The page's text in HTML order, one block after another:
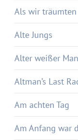
Als wir träumten
Alte Jungs
Alter weißer
Altman’s Last
Am achten Tag
Am Anfang war